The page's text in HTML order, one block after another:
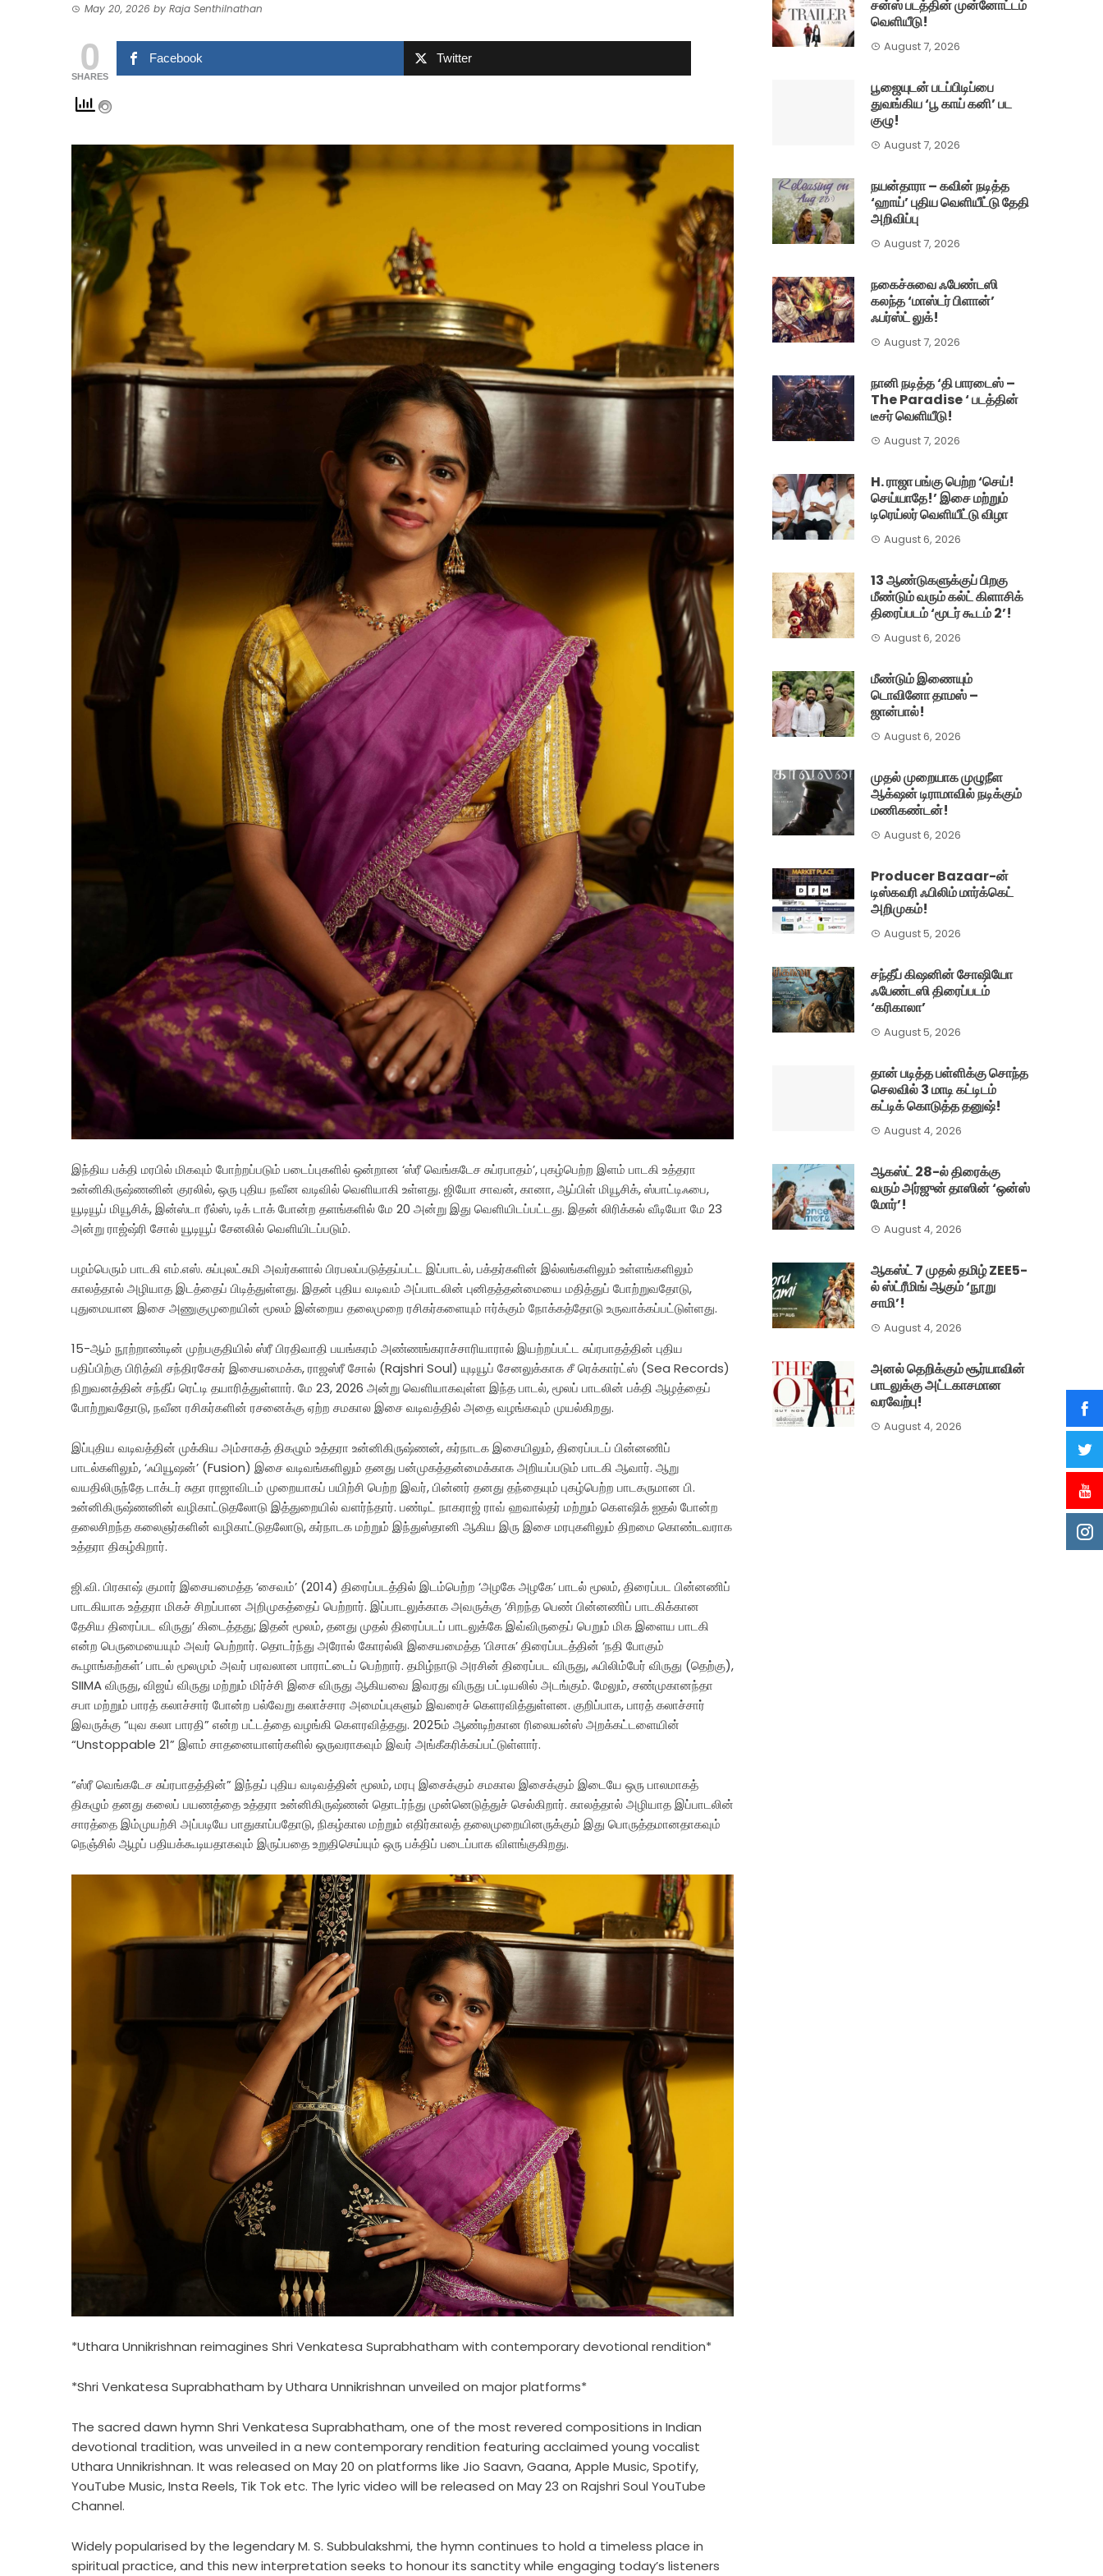
May 20, 2026 by Raja Senthilnathan
0
SHARES
Facebook Twitter
இந்திய பக்தி மரபில் மிகவும் போற்றப்படும் படைப்புகளில் ஒன்றான ‘ஸ்ரீ வெங்கடேச சுப்ரபாதம்’, புகழ்பெற்ற இளம் பாடகி உத்தரா
உன்னிகிருஷ்ணனின் குரலில், ஒரு புதிய நவீன வடிவில் வெளியாகி உள்ளது. ஜியோ சாவன், கானா, ஆப்பிள் மியூசிக், ஸ்பாட்டிஃபை,
யூடியூப் மியூசிக், இன்ஸ்டா ரீல்ஸ், டிக் டாக் போன்ற தளங்களில் மே 20 அன்று இது வெளியிடப்பட்டது. இதன் லிரிக்கல் வீடியோ மே 23
அன்று ராஜ்ஷ்ரி சோல் யூடியூப் சேனலில் வெளியிடப்படும்.
பழம்பெரும் பாடகி எம்.எஸ். சுப்புலட்சுமி அவர்களால் பிரபலப்படுத்தப்பட்ட இப்பாடல், பக்தர்களின் இல்லங்களிலும் உள்ளங்களிலும்
காலத்தால் அழியாத இடத்தைப் பிடித்துள்ளது. இதன் புதிய வடிவம் அப்பாடலின் புனிதத்தன்மையை மதித்துப் போற்றுவதோடு,
புதுமையான இசை அணுகுமுறையின் மூலம் இன்றைய தலைமுறை ரசிகர்களையும் ஈர்க்கும் நோக்கத்தோடு உருவாக்கப்பட்டுள்ளது.
15-ஆம் நூற்றாண்டின் முற்பகுதியில் ஸ்ரீ பிரதிவாதி பயங்கரம் அண்ணங்கராச்சாரியாரால் இயற்றப்பட்ட சுப்ரபாதத்தின் புதிய
பதிப்பிற்கு பிரித்வி சந்திரசேகர் இசையமைக்க, ராஜஸ்ரீ சோல் (Rajshri Soul) யுடியூப் சேனலுக்காக சீ ரெக்கார்ட்ஸ் (Sea Records)
நிறுவனத்தின் சந்தீப் ரெட்டி தயாரித்துள்ளார். மே 23, 2026 அன்று வெளியாகவுள்ள இந்த பாடல், மூலப் பாடலின் பக்தி ஆழத்தைப்
போற்றுவதோடு, நவீன ரசிகர்களின் ரசனைக்கு ஏற்ற சமகால இசை வடிவத்தில் அதை வழங்கவும் முயல்கிறது.
இப்புதிய வடிவத்தின் முக்கிய அம்சாகத் திகழும் உத்தரா உன்னிகிருஷ்ணன், கர்நாடக இசையிலும், திரைப்படப் பின்னணிப்
பாடல்களிலும், ‘ஃபியூஷன்’ (Fusion) இசை வடிவங்களிலும் தனது பன்முகத்தன்மைக்காக அறியப்படும் பாடகி ஆவார். ஆறு
வயதிலிருந்தே டாக்டர் சுதா ராஜாவிடம் முறையாகப் பயிற்சி பெற்ற இவர், பின்னர் தனது தந்தையும் புகழ்பெற்ற பாடகருமான பி.
உன்னிகிருஷ்ணனின் வழிகாட்டுதலோடு இத்துறையில் வளர்ந்தார். பண்டிட் நாகராஜ் ராவ் ஹவால்தர் மற்றும் கௌஷிக் ஐதல் போன்ற
தலைசிறந்த கலைஞர்களின் வழிகாட்டுதலோடு, கர்நாடக மற்றும் இந்துஸ்தானி ஆகிய இரு இசை மரபுகளிலும் திறமை கொண்டவராக
உத்தரா திகழ்கிறார்.
ஜி.வி. பிரகாஷ் குமார் இசையமைத்த ‘சைவம்’ (2014) திரைப்படத்தில் இடம்பெற்ற ‘அழகே அழகே’ பாடல் மூலம், திரைப்பட பின்னணிப்
பாடகியாக உத்தரா மிகச் சிறப்பான அறிமுகத்தைப் பெற்றார். இப்பாடலுக்காக அவருக்கு ‘சிறந்த பெண் பின்னணிப் பாடகிக்கான
தேசிய திரைப்பட விருது’ கிடைத்தது; இதன் மூலம், தனது முதல் திரைப்படப் பாடலுக்கே இவ்விருதைப் பெறும் மிக இளைய பாடகி
என்ற பெருமையையும் அவர் பெற்றார். தொடர்ந்து அரோல் கோரல்லி இசையமைத்த ‘பிசாசு’ திரைப்படத்தின் ‘நதி போகும்
கூழாங்கற்கள்’ பாடல் மூலமும் அவர் பரவலான பாராட்டைப் பெற்றார். தமிழ்நாடு அரசின் திரைப்பட விருது, ஃபிலிம்பேர் விருது (தெற்கு),
SIIMA விருது, விஜய் விருது மற்றும் மிர்ச்சி இசை விருது ஆகியவை இவரது விருது பட்டியலில் அடங்கும். மேலும், சண்முகானந்தா
சபா மற்றும் பாரத் கலாச்சார் போன்ற பல்வேறு கலாச்சார அமைப்புகளும் இவரைச் கெளரவித்துள்ளன. குறிப்பாக, பாரத் கலாச்சார்
இவருக்கு “யுவ கலா பாரதி” என்ற பட்டத்தை வழங்கி கௌரவித்தது. 2025ம் ஆண்டிற்கான ரிலையன்ஸ் அறக்கட்டளையின்
“Unstoppable 21” இளம் சாதனையாளர்களில் ஒருவராகவும் இவர் அங்கீகரிக்கப்பட்டுள்ளார்.
“ஸ்ரீ வெங்கடேச சுப்ரபாதத்தின்” இந்தப் புதிய வடிவத்தின் மூலம், மரபு இசைக்கும் சமகால இசைக்கும் இடையே ஒரு பாலமாகத்
திகழும் தனது கலைப் பயணத்தை உத்தரா உன்னிகிருஷ்ணன் தொடர்ந்து முன்னெடுத்துச் செல்கிறார். காலத்தால் அழியாத இப்பாடலின்
சாரத்தை இம்முயற்சி அப்படியே பாதுகாப்பதோடு, நிகழ்கால மற்றும் எதிர்காலத் தலைமுறையினருக்கும் இது பொருத்தமானதாகவும்
நெஞ்சில் ஆழப் பதியக்கூடியதாகவும் இருப்பதை உறுதிசெய்யும் ஒரு பக்திப் படைப்பாக விளங்குகிறது.
*Uthara Unnikrishnan reimagines Shri Venkatesa Suprabhatham with contemporary devotional rendition*
*Shri Venkatesa Suprabhatham by Uthara Unnikrishnan unveiled on major platforms*
The sacred dawn hymn Shri Venkatesa Suprabhatham, one of the most revered compositions in Indian
devotional tradition, was unveiled in a new contemporary rendition featuring acclaimed young vocalist
Uthara Unnikrishnan. It was released on May 20 on platforms like Jio Saavn, Gaana, Apple Music, Spotify,
YouTube Music, Insta Reels, Tik Tok etc. The lyric video will be released on May 23 on Rajshri Soul YouTube
Channel.
Widely popularised by the legendary M. S. Subbulakshmi, the hymn continues to hold a timeless place in
spiritual practice, and this new interpretation seeks to honour its sanctity while engaging today’s listeners
சன்ஸ் படத்தின் முன்னோட்டம்
வெளியீடு!
August 7, 2026
பூஜையுடன் படப்பிடிப்பை
துவங்கிய ‘பூ காய் கனி’ பட
குழு!
August 7, 2026
நயன்தாரா – கவின் நடித்த
‘ஹாய்’ புதிய வெளியீட்டு தேதி
அறிவிப்பு
August 7, 2026
நகைச்சுவை ஃபேண்டஸி
கலந்த ‘மாஸ்டர் பிளான்’
ஃபர்ஸ்ட் லுக்!
August 7, 2026
நானி நடித்த ‘தி பாரடைஸ் –
The Paradise ‘ படத்தின்
டீசர் வெளியீடு!
August 7, 2026
H. ராஜா பங்கு பெற்ற ‘செய்!
செய்யாதே!’ இசை மற்றும்
டிரெய்லர் வெளியீட்டு விழா
August 6, 2026
13 ஆண்டுகளுக்குப் பிறகு
மீண்டும் வரும் கல்ட் கிளாசிக்
திரைப்படம் ‘மூடர் கூடம் 2’!
August 6, 2026
மீண்டும் இணையும்
டொவினோ தாமஸ் –
ஜான்பால்!
August 6, 2026
முதல் முறையாக முழுநீள
ஆக்‌ஷன் டிராமாவில் நடிக்கும்
மணிகண்டன்!
August 6, 2026
Producer Bazaar-ன்
டிஸ்கவரி ஃபிலிம் மார்க்கெட்
அறிமுகம்!
August 5, 2026
சந்தீப் கிஷனின் சோஷியோ
ஃபேண்டஸி திரைப்படம்
‘கரிகாலா’
August 5, 2026
தான் படித்த பள்ளிக்கு சொந்த
செலவில் 3 மாடி கட்டிடம்
கட்டிக் கொடுத்த தனுஷ்!
August 4, 2026
ஆகஸ்ட் 28-ல் திரைக்கு
வரும் அர்ஜுன் தாஸின் ‘ஒன்ஸ்
மோர்’!
August 4, 2026
ஆகஸ்ட் 7 முதல் தமிழ் ZEE5-
ல் ஸ்ட்ரீமிங் ஆகும் ‘நூறு
சாமி’!
August 4, 2026
அனல் தெறிக்கும் சூர்யாவின்
பாடலுக்கு அட்டகாசமான
வரவேற்பு!
August 4, 2026